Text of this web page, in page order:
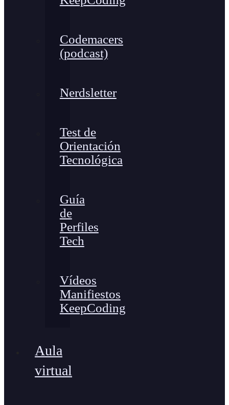
Codemacers
(podcast)
Nerdsletter
Test de
Orientación
Tecnológica
Guía
de
Perfiles
Tech
Vídeos
Manifiestos
KeepCoding
Aula
virtual